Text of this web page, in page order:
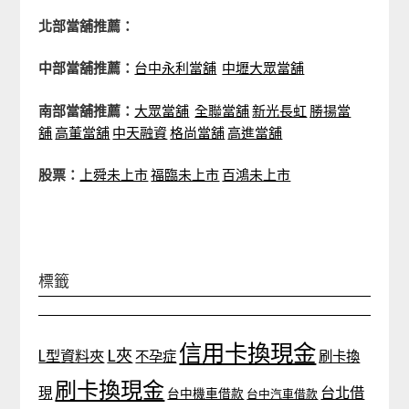
北部當舖推薦：
中部當舖推薦： 台中永利當舖 中壢大眾當舖
南部當舖推薦： 大眾當舖 全聯當舖新光長虹 勝揚當
舖高董當舖 中天融資格尚當舖高進當舖
股票： 上舜未上市福臨未上市 百鴻未上市
標籤
L型資料夾 L夾 不孕症 信用卡換現金 刷卡換
現 刷卡換現金 台中機車借款 台中汽車借款 台北借